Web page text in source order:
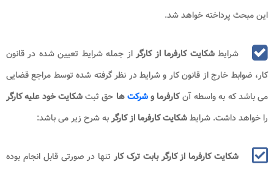
این مبحث پرداخته خواهد شد.
شرایطشکایت کارفرما از کارگراز جمله شرایط تعیین شده در قانون
کار، ضوابط خارج از قانون کار و شرایط در نظر گرفته شده توسط مراجع قضایی
می باشد که به واسطه آنکارفرما وشرکتها حق ثبتشکایت خود علیه کارگر
را خواهد داشت. شرایطشکایت کارفرما از کارگربه شرح زیر می باشد:
شکایت کارفرما از کارگر بابت ترک کار تنها در صورتی قابل انجام بوده